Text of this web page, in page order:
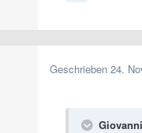
Geschrieben 24.